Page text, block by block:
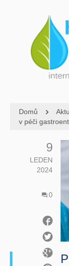
Domů
v péči
9
LEDEN
2024
0